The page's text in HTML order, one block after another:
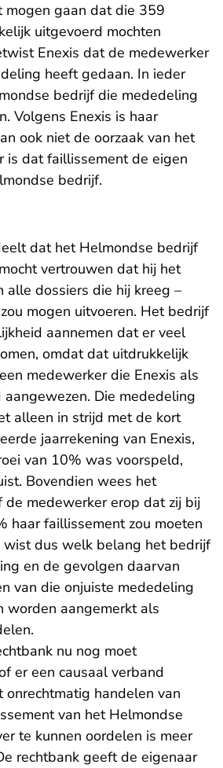
mogen gaan dat die 359
uitgevoerd mochten
Enexis dat de medewerker
heeft gedaan. In ieder
bedrijf die mededeling
Volgens Enexis is haar
ook niet de oorzaak van het
is dat faillissement de eigen
bedrijf.
dat het Helmondse bedrijf
vertrouwen dat hij het
alle dossiers die hij kreeg –
mogen uitvoeren. Het bedrijf
aannemen dat er veel
omdat dat uitdrukkelijk
medewerker die Enexis als
Die mededeling
alleen in strijd met de kort
jaarrekening van Enexis,
van 10% was voorspeld,
Bovendien wees het
medewerker erop dat zij bij
haar faillissement zou moeten
wist dus welk belang het bedrijf
en de gevolgen daarvan
van die onjuiste mededeling
worden aangemerkt als
nu nog moet
er een causaal verband
onrechtmatig handelen van
van het Helmondse
te kunnen oordelen is meer
rechtbank geeft de eigenaar